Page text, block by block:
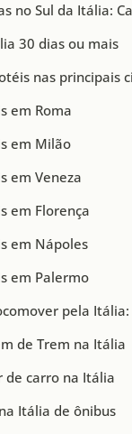
no Sul da Itália:
30 dias ou mais
nas principais
em Roma
em Milão
em Veneza
em Florença
em Nápoles
em Palermo
pela
de Trem na Itália
de carro na Itália
Itália de ônibus